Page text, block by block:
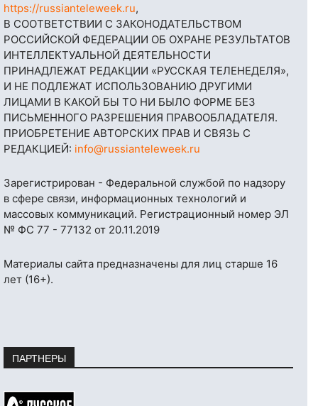
https://russianteleweek.ru,
В СООТВЕТСТВИИ С ЗАКОНОДАТЕЛЬСТВОМ
РОССИЙСКОЙ ФЕДЕРАЦИИ ОБ ОХРАНЕ РЕЗУЛЬТАТОВ
ИНТЕЛЛЕКТУАЛЬНОЙ ДЕЯТЕЛЬНОСТИ
ПРИНАДЛЕЖАТ РЕДАКЦИИ «РУССКАЯ ТЕЛЕНЕДЕЛЯ»,
И НЕ ПОДЛЕЖАТ ИСПОЛЬЗОВАНИЮ ДРУГИМИ
ЛИЦАМИ В КАКОЙ БЫ ТО НИ БЫЛО ФОРМЕ БЕЗ
ПИСЬМЕННОГО РАЗРЕШЕНИЯ ПРАВООБЛАДАТЕЛЯ.
ПРИОБРЕТЕНИЕ АВТОРСКИХ ПРАВ И СВЯЗЬ С
РЕДАКЦИЕЙ: info@russianteleweek.ru
Зарегистрирован - Федеральной службой по надзору
в сфере связи, информационных технологий и
массовых коммуникаций. Регистрационный номер ЭЛ
№ ФС 77 - 77132 от 20.11.2019
Материалы сайта предназначены для лиц старше 16
лет (16+).
ПАРТНЕРЫ